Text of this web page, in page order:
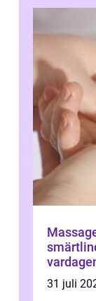
Massage
31 juli